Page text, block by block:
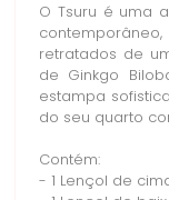
O Tsuru é uma
retratados de
de Ginkgo
estampa
do seu quarto
Contém:
- 1 Lençol de